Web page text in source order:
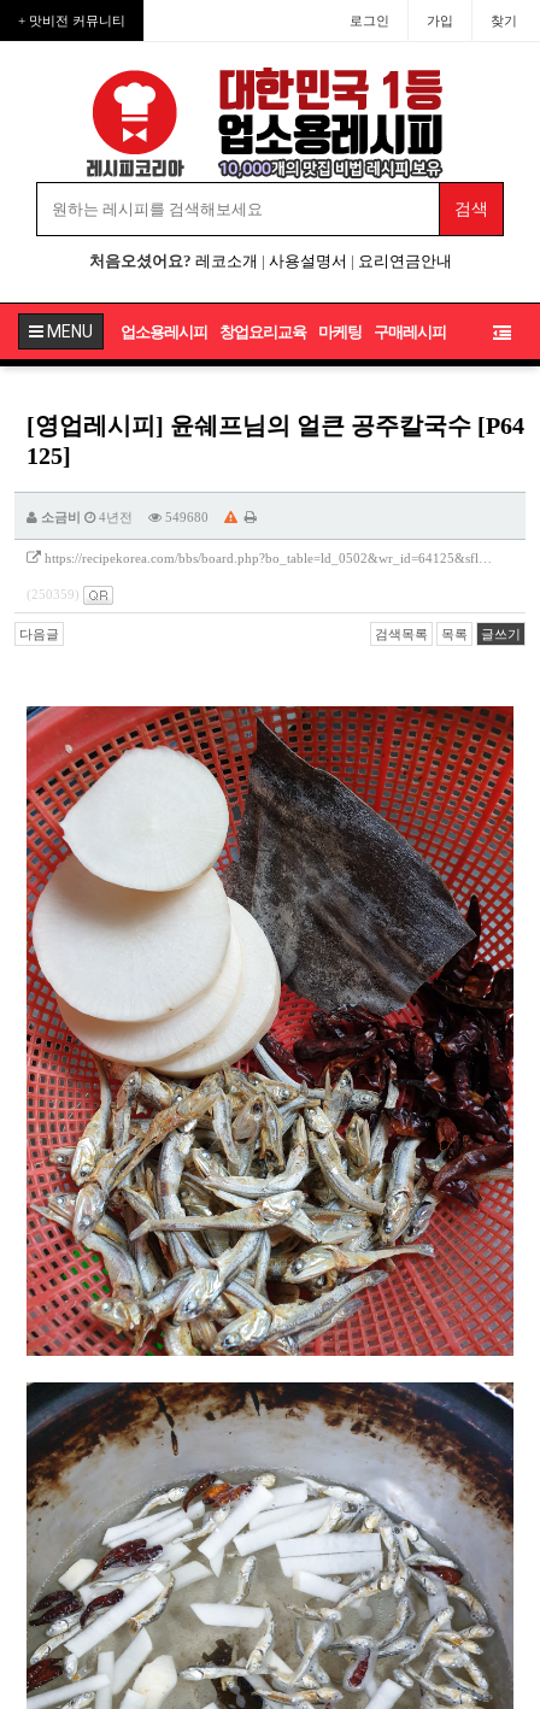
+ 맛비전 커뮤니티 로그인 가입 찾기
처음오셨어요? 레코소개 | 사용설명서 | 요리연금안내
MENU 업소용레시피 창업요리교육 마케팅 구매레시피
[영업레시피] 윤쉐프님의 얼큰 공주칼국수 [P64
125]
소금비 4년전 549680
https://recipekorea.com/bbs/board.php?bo_table=ld_0502&wr_id=64125&sfl…
(250359)
다음글 검색목록 목록 글쓰기